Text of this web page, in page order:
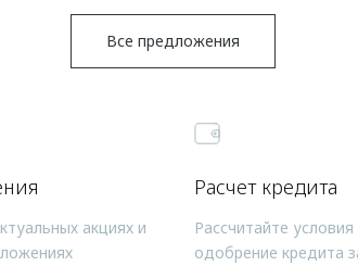
Все предложения
акциях и
Расчет кредита
Рассчитайте
одобрение кредита